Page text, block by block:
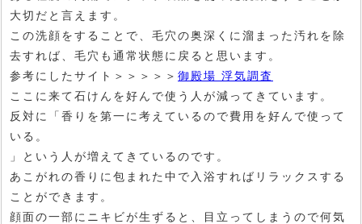
大切だと言えます。
この洗顔をすることで、毛穴の奥深くに溜まった汚れを除
去すれば、毛穴も通常状態に戻ると思います。
参考にしたサイト＞＞＞＞＞ 御殿場 浮気調査
ここに来て石けんを好んで使う人が減ってきています。
反対に「香りを第一に考えているので費用を好んで使って
いる。
」という人が増えてきているのです。
あこがれの香りに包まれた中で入浴すればリラックスする
ことができます。
顔面の一部にニキビが生ずると、目立ってしまうので何気